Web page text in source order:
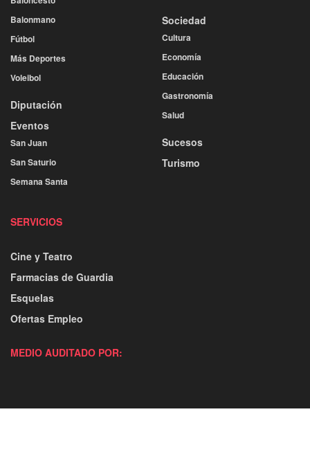
Balonmano
Fútbol
Más Deportes
Voleibol
Diputación
Eventos
San Juan
San Saturio
Semana Santa
Sociedad
Cultura
Economía
Educación
Gastronomía
Salud
Sucesos
Turismo
SERVICIOS
Cine y Teatro
Farmacias de Guardia
Esquelas
Ofertas Empleo
MEDIO AUDITADO POR: